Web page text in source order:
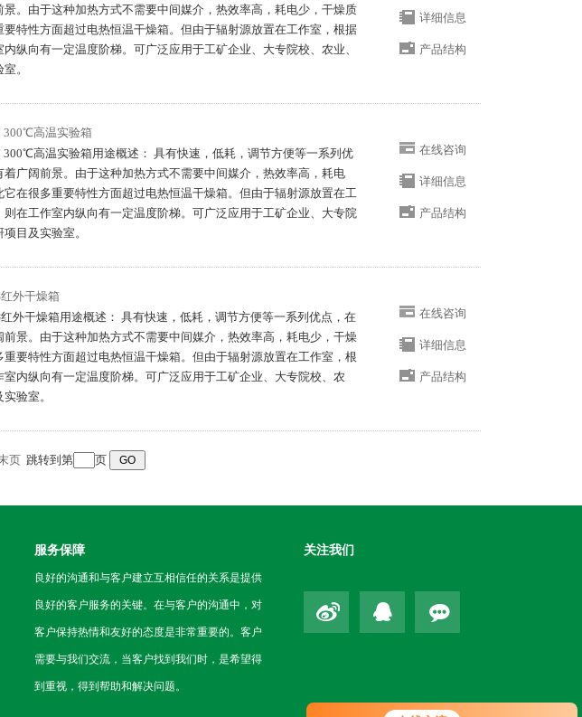
景。由于这种加热方式不需要中间媒介，热效率高，耗电少，干燥质
特性方面超过电热恒温干燥箱。但由于辐射源放置在工作室，根据
纵向有一定温度阶梯。可广泛应用于工矿企业、大专院校、农业、
。
详细信息
产品结构
300℃高温实验箱
300℃高温实验箱用途概述： 具有快速，低耗，调节方便等一系列优
着广阔前景。由于这种加热方式不需要中间媒介，热效率高，耗电
它在很多重要特性方面超过电热恒温干燥箱。但由于辐射源放置在工
在工作室内纵向有一定温度阶梯。可广泛应用于工矿企业、大专院
目及实验室。
在线咨询
详细信息
产品结构
外干燥箱
外干燥箱用途概述： 具有快速，低耗，调节方便等一系列优点，在
前景。由于这种加热方式不需要中间媒介，热效率高，耗电少，干燥
重要特性方面超过电热恒温干燥箱。但由于辐射源放置在工作室，根
内纵向有一定温度阶梯。可广泛应用于工矿企业、大专院校、农
验室。
在线咨询
详细信息
产品结构
页 跳转到第 页
服务保障
良好的沟通和与客户建立互相信任的关系是提供
良好的客户服务的关键。在与客户的沟通中，对
客户保持热情和友好的态度是非常重要的。客户
需要与我们交流，当客户找到我们时，是希望得
到重视，得到帮助和解决问题。
关注我们